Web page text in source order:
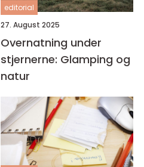
editorial
27. August 2025
Overnatning under
stjernerne: Glamping og
natur